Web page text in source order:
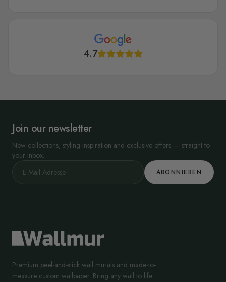
4.7
Join our newsletter
New collections, styling inspiration and exclusive offers — straight to
your inbox.
ABONNIEREN
Premium peel-and-stick wall murals and made-to-
measure custom wallpaper. Bring any wall to life.